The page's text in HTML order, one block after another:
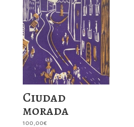
Ciudad
morada
100,00€